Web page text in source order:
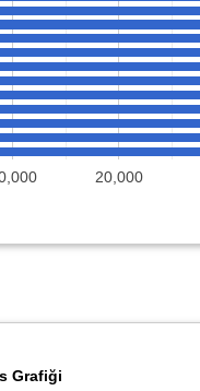
20,000
Grafiği